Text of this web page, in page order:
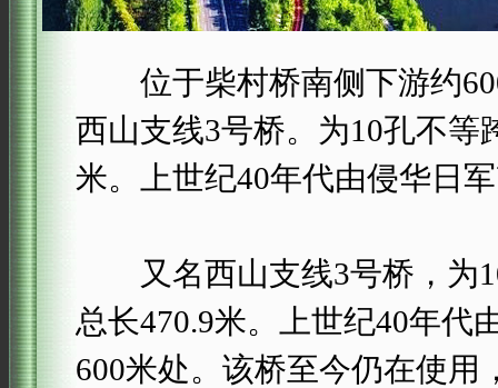
位于柴村桥南侧下游约
西山支线3号桥。为10孔不等
米。上世纪40年代由侵华日
又名西山支线3号桥，为
总长470.9米。上世纪40年代
600米处。该桥至今仍在使